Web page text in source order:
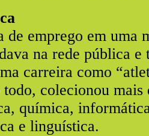
de emprego em uma
na rede pública e
carreira como
colecionou mais
química,
e linguística.